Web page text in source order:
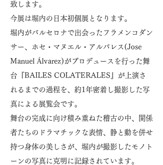
致します。
今展は堀内の日本初個展となります。
堀内がバルセロナで出会ったフラメンコダン
サー、ホセ・マヌエル・アルバレス(Jose
Manuel Álvarez)がプロデュースを行った舞
台『BAILES COLATERALES』が上演さ
れるまでの過程を、約1年密着し撮影した写
真による展覧会です。
舞台の完成に向け積み重ねた稽古の中、関係
者たちのドラマチックな表情、静と動を併せ
持つ身体の美しさが、堀内が撮影したモノト
ーンの写真に克明に記録されています。